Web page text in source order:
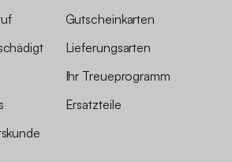
Gutscheinkarten
Lieferungsarten
Ihr Treueprogramm
Ersatzteile